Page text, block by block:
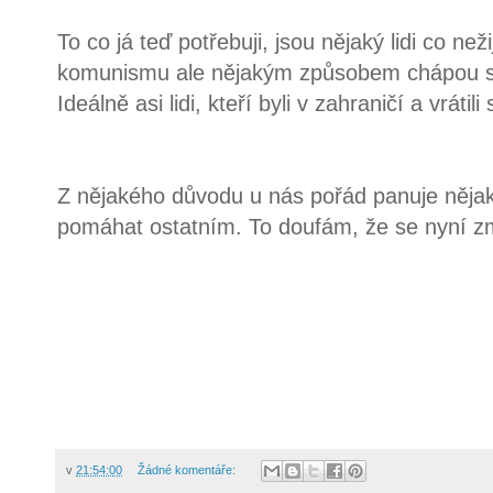
To co já teď potřebuji, jsou nějaký lidi co
komunismu ale nějakým způsobem chápou
Ideálně asi lidi, kteří byli v zahraničí a vrátili
Z nějakého důvodu u nás pořád panuje
pomáhat ostatním. To doufám, že se nyní
v 21:54:00 Žádné komentáře: